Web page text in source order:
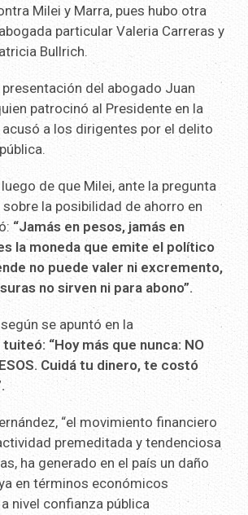
Milei y Marra, pues hubo otra
particular Valeria Carreras y
Bullrich.
del abogado Juan
patrocinó al Presidente en la
a los dirigentes por el delito
de que Milei, ante la pregunta
la posibilidad de ahorro en
“Jamás en pesos, jamás en
la moneda que emite el político
no puede valer ni excremento,
no sirven ni para abono”.
se apuntó en la
“Hoy más que nunca: NO
Cuidá tu dinero, te costó
“el movimiento financiero
premeditada y tendenciosa
ha generado en el país un daño
en términos económicos
nivel confianza pública